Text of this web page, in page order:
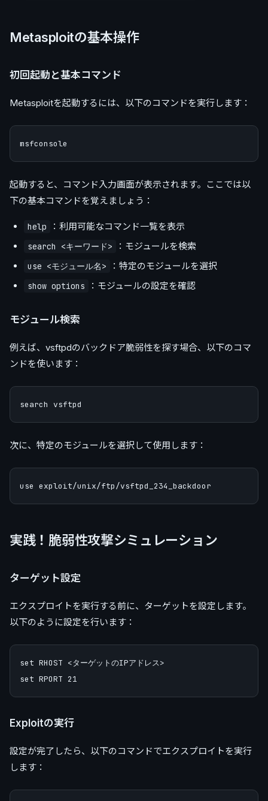
Metasploitの基本操作
初回起動と基本コマンド
Metasploitを起動するには、以下のコマンドを実行します：
起動すると、コマンド入力画面が表示されます。ここでは以
下の基本コマンドを覚えましょう：
help ：利用可能なコマンド一覧を表示
search <キーワード> ：モジュールを検索
use <モジュール名> ：特定のモジュールを選択
show options ：モジュールの設定を確認
モジュール検索
例えば、vsftpdのバックドア脆弱性を探す場合、以下のコマ
ンドを使います：
次に、特定のモジュールを選択して使用します：
実践！脆弱性攻撃シミュレーション
ターゲット設定
エクスプロイトを実行する前に、ターゲットを設定します。
以下のように設定を行います：
set RHOST <ターゲットのIPアドレス>
Exploitの実行
設定が完了したら、以下のコマンドでエクスプロイトを実行
します：